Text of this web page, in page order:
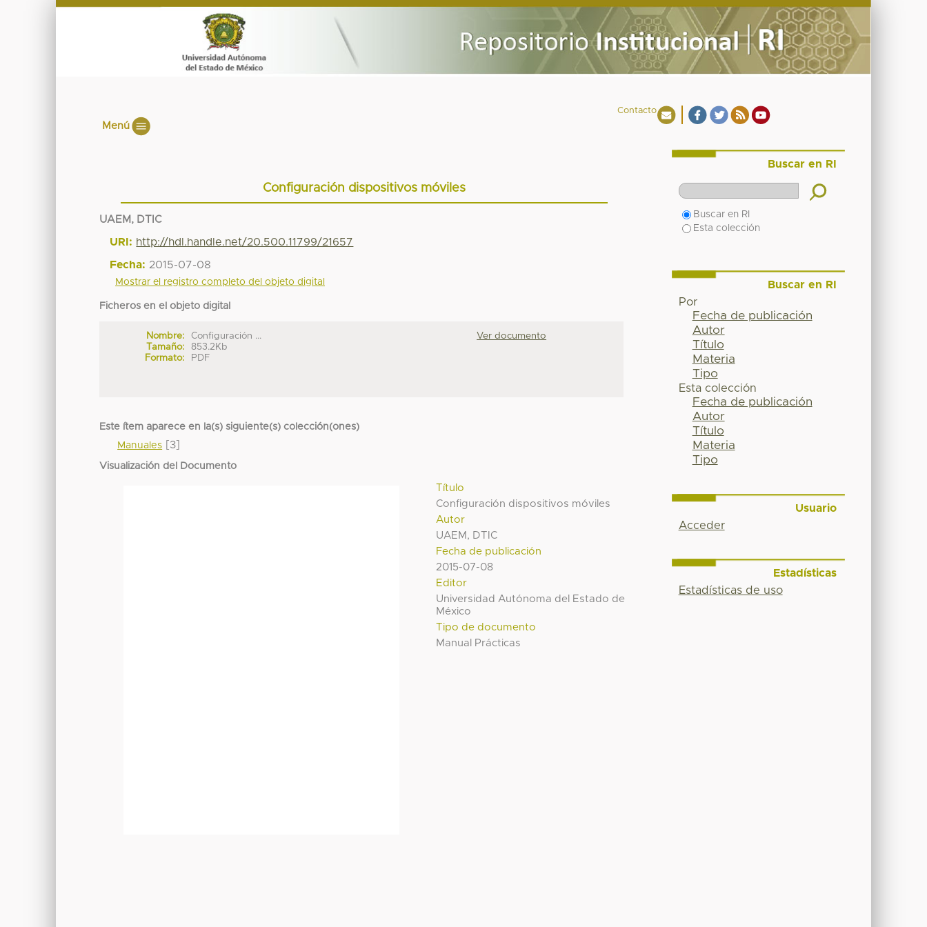
Contacto
Menú
Configuración dispositivos móviles
UAEM, DTIC
URI: http://hdl.handle.net/20.500.11799/21657
Fecha: 2015-07-08
Mostrar el registro completo del objeto digital
Ficheros en el objeto digital
Nombre:
Configuración ...
Tamaño:
853.2Kb
Formato:
PDF
Ver documento
Este ítem aparece en la(s) siguiente(s) colección(ones)
Manuales [3]
Visualización del Documento
Título
Configuración dispositivos móviles
Autor
UAEM, DTIC
Fecha de publicación
2015-07-08
Editor
Universidad Autónoma del Estado de
México
Tipo de documento
Manual Prácticas
Buscar en RI
Buscar en RI
Esta colección
Buscar en RI
Por
Fecha de publicación
Autor
Título
Materia
Tipo
Esta colección
Fecha de publicación
Autor
Título
Materia
Tipo
Usuario
Acceder
Estadísticas
Estadísticas de uso